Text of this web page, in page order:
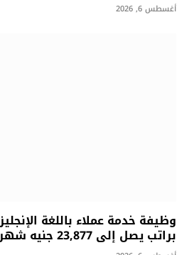
أغسطس 6, 2026
وظيفة خدمة عملاء باللغة
براتب يصل إلى 23,877 جنيه شهريًا